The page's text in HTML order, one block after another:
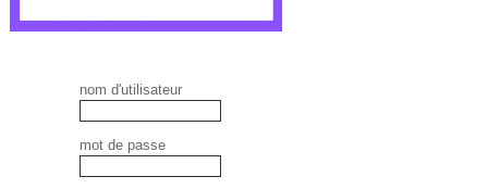
nom d'utilisateur
mot de passe